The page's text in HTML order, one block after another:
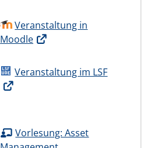
Veranstaltung in
Moodle
Veranstaltung im LSF
Vorlesung: Asset